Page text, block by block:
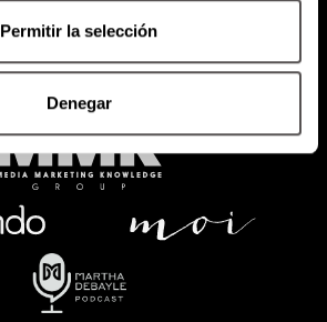
Permitir la selección
Denegar